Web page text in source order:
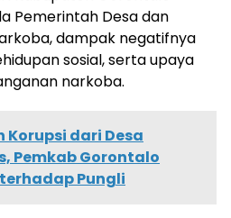
Pemerintah Desa dan
dampak negatifnya
sosial, serta upaya
narkoba.
Korupsi dari Desa
Pemkab Gorontalo
Pungli